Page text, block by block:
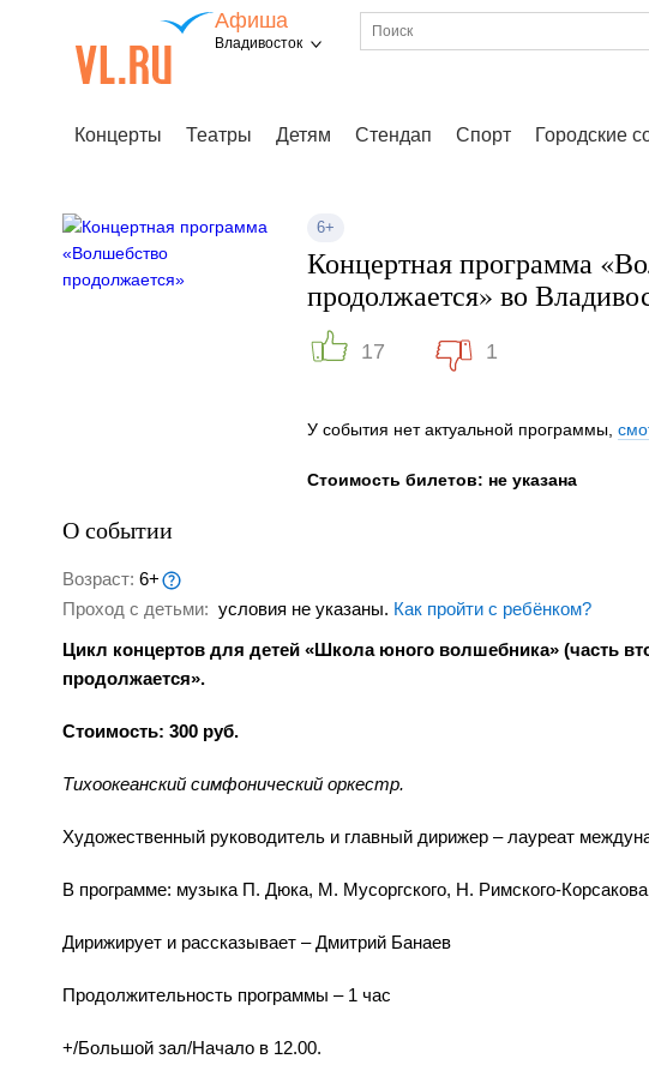
Афиша
Владивосток
Концерты Театры Детям Стендап Спорт Городские
6+
Концертная программа
продолжается» во
17 1
У события нет актуальной программы,
Стоимость билетов: не указана
О событии
Возраст: 6+
Проход с детьми: условия не указаны. Как пройти с ребёнком?
Цикл концертов для детей «Школа юного волшебника» (часть
продолжается».
Стоимость: 300 руб.
Тихоокеанский симфонический оркестр.
Художественный руководитель и главный дирижер – лауреат
В программе: музыка П. Дюка, М. Мусоргского, Н. Римского-Корсакова
Дирижирует и рассказывает – Дмитрий Банаев
Продолжительность программы – 1 час
+/Большой зал/Начало в 12.00.